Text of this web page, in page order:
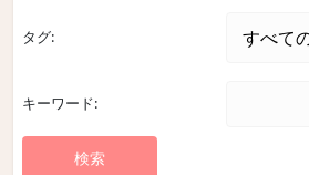
タグ:
キーワード: